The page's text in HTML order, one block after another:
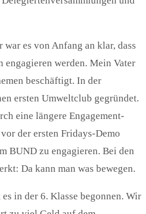
war es von Anfang an klar, dass
werden. Mein Vater
beschäftigt. In der
ersten Umweltclub gegründet.
eine längere Engagement-
der ersten Fridays-Demo
BUND zu engagieren. Bei den
Da kann man was bewegen.
in der 6. Klasse begonnen. Wir